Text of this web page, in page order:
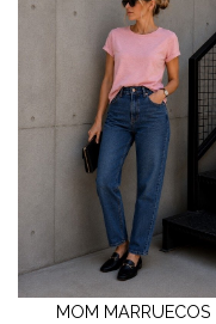
MOM MARRUECOS